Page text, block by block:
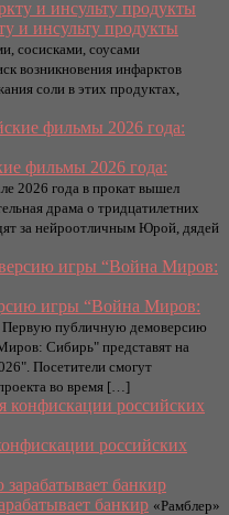
и инсульту продукты
сосисками, соусами
возникновения инфарктов
соли в этих продуктах,
фильмы 2026 года:
2026 года в прокат вышел
драма о тридцатилетних
за нейроотличным Юрой, дядей
игры “Война Миров:
Первую публичную демоверсию
Сибирь" представят на
Посетители смогут
во время […]
российских
банкир «Рамблер»